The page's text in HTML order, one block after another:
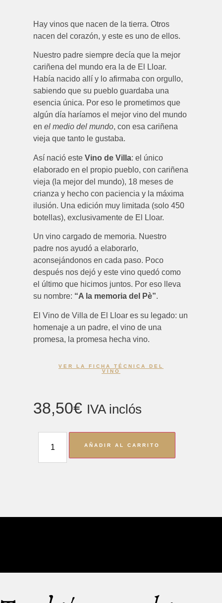
Hay vinos que nacen de la tierra. Otros
nacen del corazón, y este es uno de ellos.
Nuestro padre siempre decía que la mejor
cariñena del mundo era la de El Lloar.
Había nacido allí y lo afirmaba con orgullo,
sabiendo que su pueblo guardaba una
esencia única. Por eso le prometimos que
algún día haríamos el mejor vino del mundo
enel medio del mundo, con esa cariñena
vieja que tanto le gustaba.
Así nació esteVino de Villa: el único
elaborado en el propio pueblo, con cariñena
vieja (la mejor del mundo), 18 meses de
crianza y hecho con paciencia y la máxima
ilusión. Una edición muy limitada (solo 450
botellas), exclusivamente de El Lloar.
Un vino cargado de memoria. Nuestro
padre nos ayudó a elaborarlo,
aconsejándonos en cada paso. Poco
después nos dejó y este vino quedó como
el último que hicimos juntos. Por eso lleva
su nombre: “A la memoria del Pè”.
El Vino de Villa de El Lloar es su legado: un
homenaje a un padre, el vino de una
promesa, la promesa hecha vino.
VER LA FICHA TÉCNICA DEL
VINO
38,50€ IVA inclós
AÑADIR AL CARRITO